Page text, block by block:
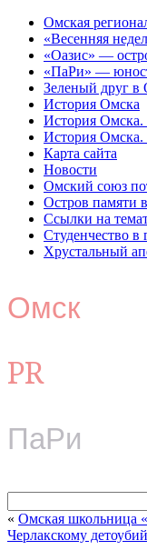
Омская
«Весенняя
«Оазис» —
«ПаРи» —
Зеленый друг в
История Омска
История Омска.
История
Карта сайта
Новости
Омский союз
Остров памяти
Ссылки на
Студенчество в
Хрустальный
Омск
PR
ПаРи
« Омская школьница
Черлакскому